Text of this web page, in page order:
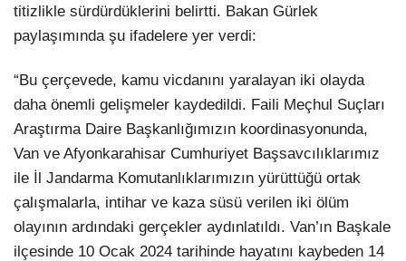
titizlikle sürdürdüklerini belirtti. Bakan Gürlek
paylaşımında şu ifadelere yer verdi:
“Bu çerçevede, kamu vicdanını yaralayan iki olayda
daha önemli gelişmeler kaydedildi. Faili Meçhul Suçları
Araştırma Daire Başkanlığımızın koordinasyonunda,
Van ve Afyonkarahisar Cumhuriyet Başsavcılıklarımız
ile İl Jandarma Komutanlıklarımızın yürüttüğü ortak
çalışmalarla, intihar ve kaza süsü verilen iki ölüm
olayının ardındaki gerçekler aydınlatıldı. Van’ın Başkale
ilçesinde 10 Ocak 2024 tarihinde hayatını kaybeden 14